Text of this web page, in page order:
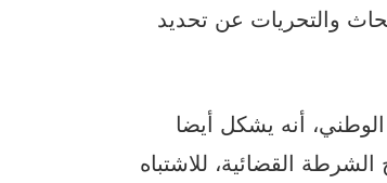
والتحريات عن تحديد
أنه يشكل أيضا
القضائية، للاشتباه